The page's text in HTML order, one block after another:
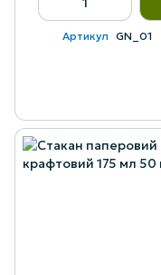
Артикул GN_01